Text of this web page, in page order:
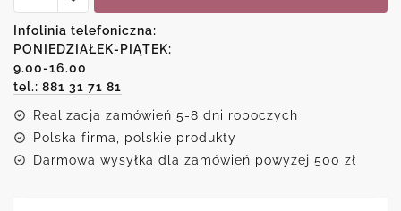
napisem:
kobieta
bez
pięknych
paznokci,
jak
niebo
gwiazd
Infolinia telefoniczna:
PONIEDZIAŁEK-PIĄTEK:
9.00-16.00
tel.: 881 31 71 81
Realizacja zamówień 5-8 dni roboczych
Polska firma, polskie produkty
Darmowa wysyłka dla zamówień powyżej 500 zł